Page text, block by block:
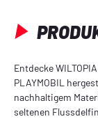
Entdecke
PLAYMOBIL
nachhaltigem
seltenen